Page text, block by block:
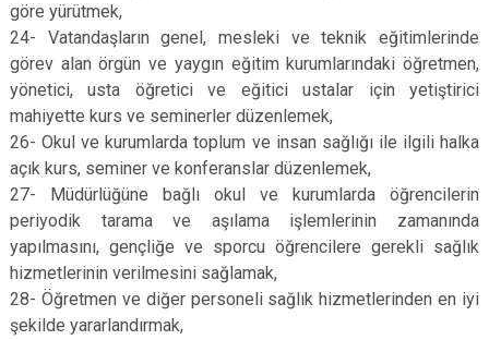
göre yürütmek,
24- Vatandaşların genel, mesleki ve teknik eğitimlerinde
görev alan örgün ve yaygın eğitim kurumlarındaki öğretmen,
yönetici, usta öğretici ve eğitici ustalar için yetiştirici
mahiyette kurs ve seminerler düzenlemek,
26- Okul ve kurumlarda toplum ve insan sağlığı ile ilgili halka
açık kurs, seminer ve konferanslar düzenlemek,
27- Müdürlüğüne bağlı okul ve kurumlarda öğrencilerin
periyodik tarama ve aşılama işlemlerinin zamanında
yapılmasını, gençliğe ve sporcu öğrencilere gerekli sağlık
hizmetlerinin verilmesini sağlamak,
28- Öğretmen ve diğer personeli sağlık hizmetlerinden en iyi
şekilde yararlandırmak,